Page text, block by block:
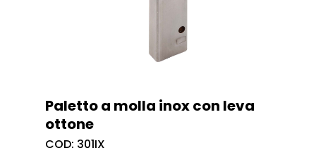
Paletto a molla inox con leva
ottone
COD: 301IX